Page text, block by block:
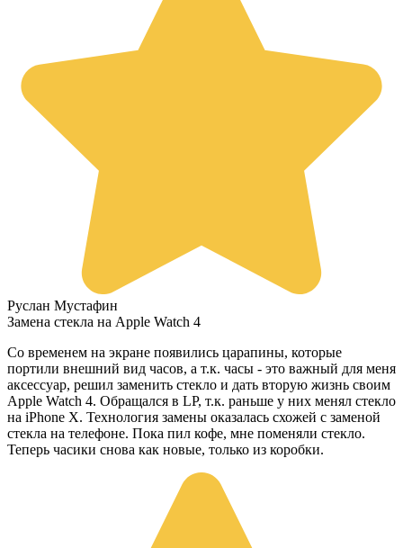
Руслан Мустафин
Замена стекла на Apple Watch 4
Со временем на экране появились царапины, которые
портили внешний вид часов, а т.к. часы - это важный для меня
аксессуар, решил заменить стекло и дать вторую жизнь своим
Apple Watch 4. Обращался в LP, т.к. раньше у них менял стекло
на iPhone X. Технология замены оказалась схожей с заменой
стекла на телефоне. Пока пил кофе, мне поменяли стекло.
Теперь часики снова как новые, только из коробки.